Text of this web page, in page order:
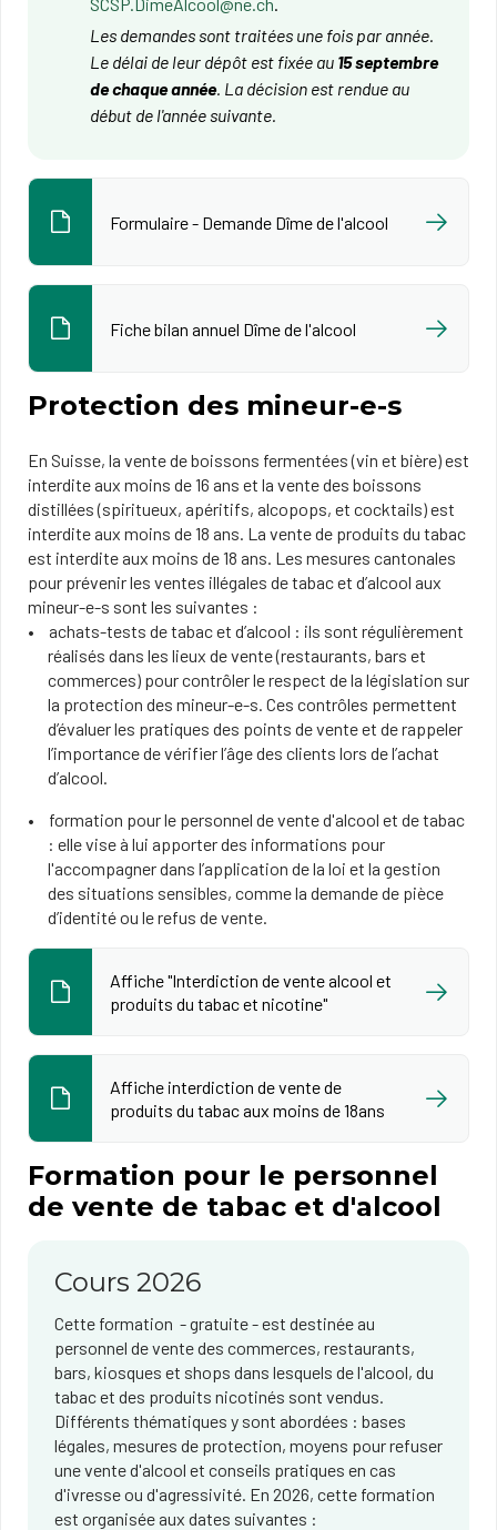
Les demandes sont traitées une fois par année.
Le délai de leur dépôt est fixée au 15 septembre
de chaque année. La décision est rendue au
début de l'année suivante.
Formulaire - Demande Dîme de l'alcool
Fiche bilan annuel Dîme de l'alcool
Protection des mineur-e-s
En Suisse, la vente de boissons fermentées (vin et bière) est
interdite aux moins de 16 ans et la vente des boissons
distillées (spiritueux, apéritifs, alcopops, et cocktails) est
interdite aux moins de 18 ans. La vente de produits du tabac
est interdite aux moins de 18 ans. Les mesures cantonales
pour prévenir les ventes illégales de tabac et d’alcool aux
mineur-e-s sont les suivantes :
achats-tests de tabac et d’alcool : ils sont régulièrement
réalisés dans les lieux de vente (restaurants, bars et
commerces) pour contrôler le respect de la législation sur
la protection des mineur-e-s. Ces contrôles permettent
d’évaluer les pratiques des points de vente et de rappeler
l’importance de vérifier l’âge des clients lors de l’achat
d’alcool.
formation pour le personnel de vente d'alcool et de tabac
: elle vise à lui apporter des informations pour
l'accompagner dans l’application de la loi et la gestion
des situations sensibles, comme la demande de pièce
d’identité ou le refus de vente.
Affiche "Interdiction de vente alcool et
produits du tabac et nicotine"
Affiche interdiction de vente de
produits du tabac aux moins de 18ans
Formation pour le personnel
de vente de tabac et d'alcool
Cours 2026
Cette formation - gratuite - est destinée au
personnel de vente des commerces, restaurants,
bars, kiosques et shops dans lesquels de l'alcool, du
tabac et des produits nicotinés sont vendus.
Différents thématiques y sont abordées : bases
légales, mesures de protection, moyens pour refuser
une vente d'alcool et conseils pratiques en cas
d'ivresse ou d'agressivité. En 2026, cette formation
est organisée aux dates suivantes :